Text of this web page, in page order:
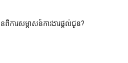
ពីការសម្ភាសន៍ការងារផ្តល់ជូន?